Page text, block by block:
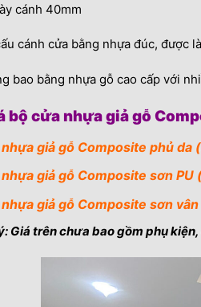
cánh 40mm
cánh cửa bằng nhựa đúc, được
bao bằng nhựa gỗ cao cấp với
bộ cửa nhựa giả gỗ
nhựa giả gỗ Composite phủ
nhựa giả gỗ Composite sơn
nhựa giả gỗ Composite sơn
Giá trên chưa bao gồm phụ